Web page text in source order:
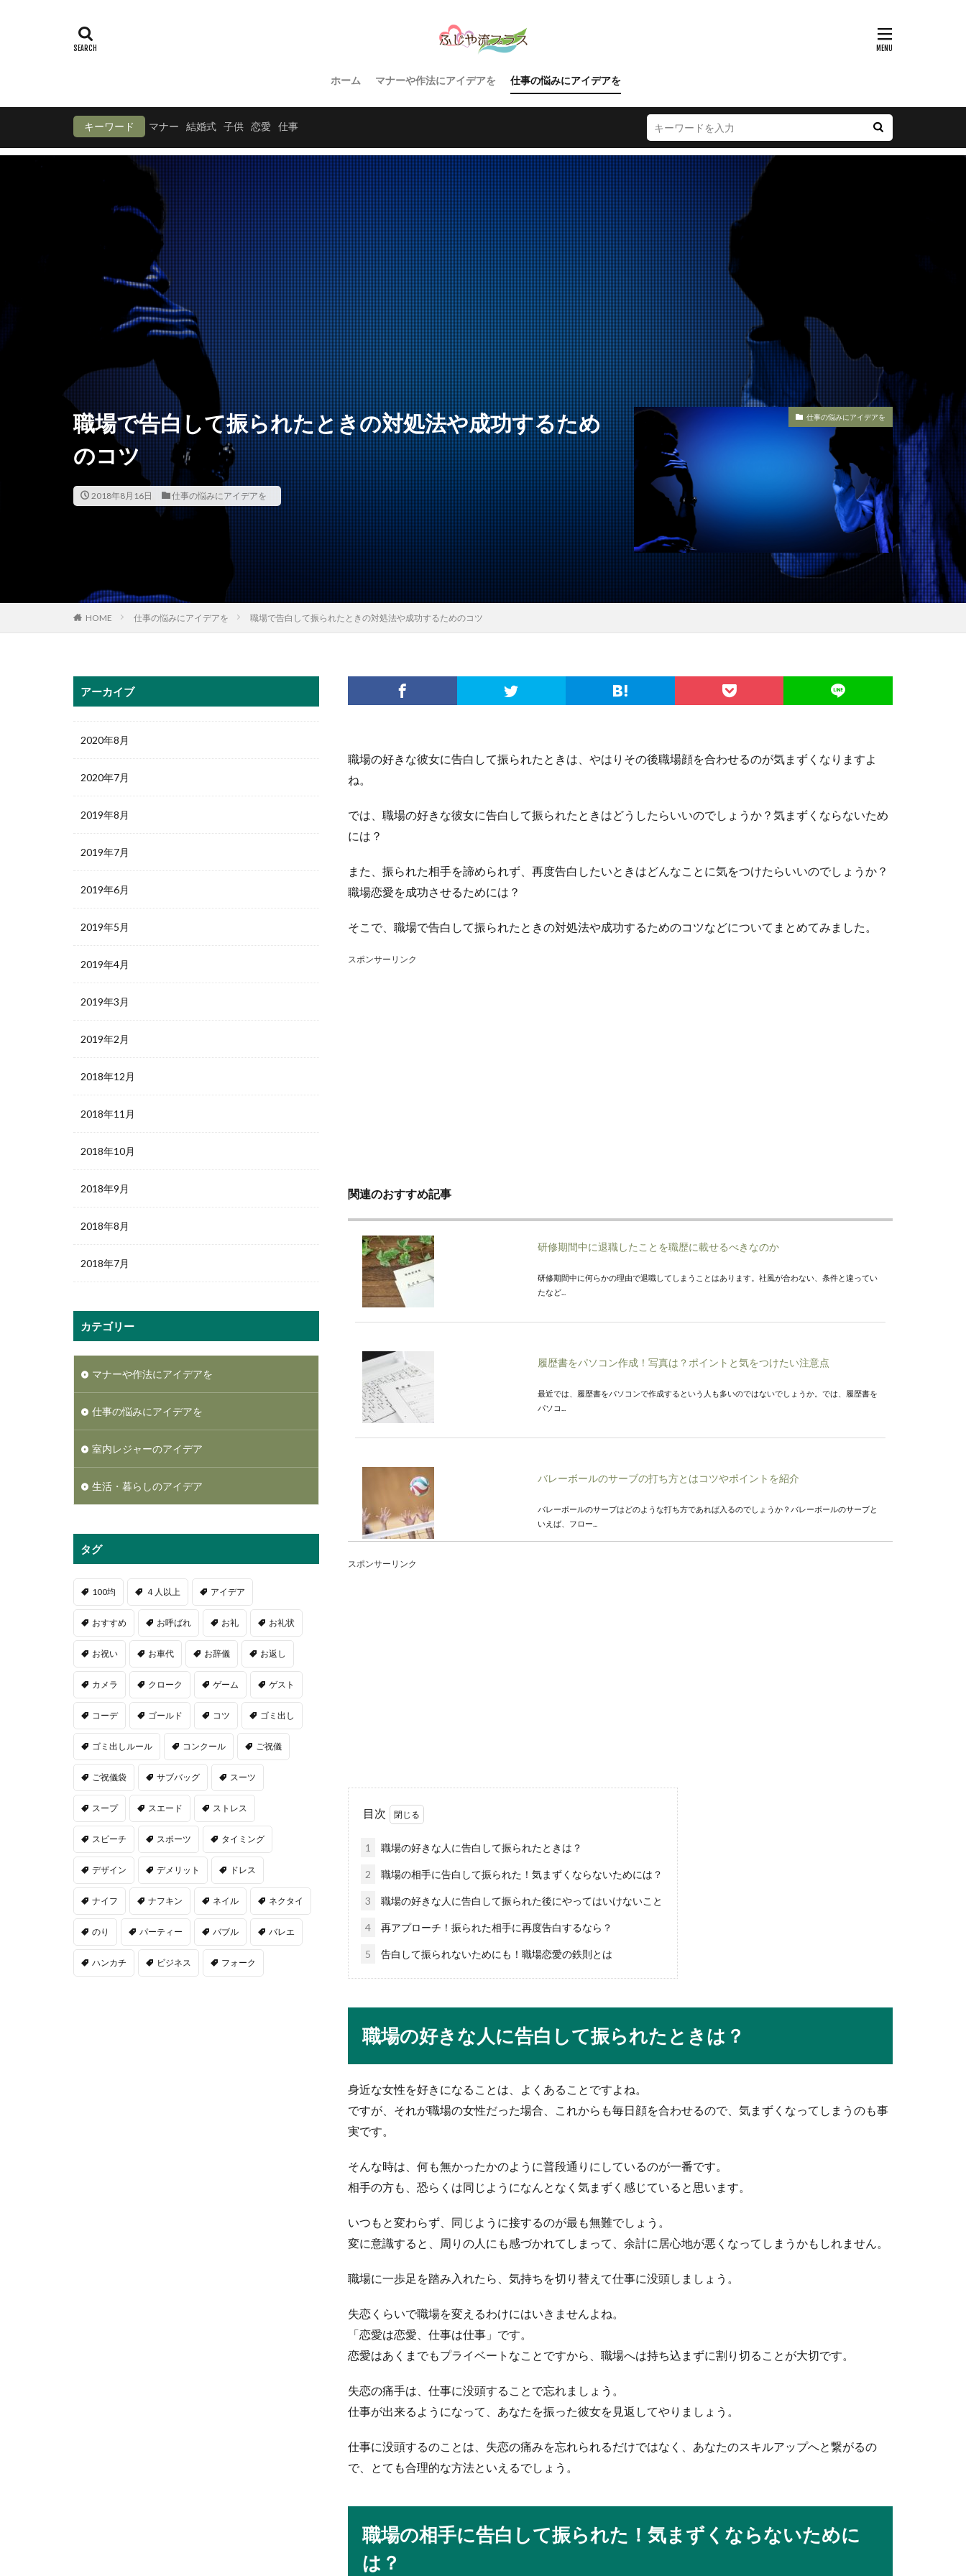
ホーム マナーや作法にアイデアを 仕事の悩みにアイデアを
キーワード マナー 結婚式 子供 恋愛 仕事
職場で告白して振られたときの対処法や成功するため
のコツ
2018年8月16日 仕事の悩みにアイデアを
仕事の悩みにアイデアを
HOME 仕事の悩みにアイデアを 職場で告白して振られたときの対処法や成功するためのコツ
職場の好きな彼女に告白して振られたときは、やはりその後職場顔を合わせるのが気まずくなりますよ
ね。
では、職場の好きな彼女に告白して振られたときはどうしたらいいのでしょうか？気まずくならないため
には？
また、振られた相手を諦められず、再度告白したいときはどんなことに気をつけたらいいのでしょうか？
職場恋愛を成功させるためには？
そこで、職場で告白して振られたときの対処法や成功するためのコツなどについてまとめてみました。
スポンサーリンク
関連のおすすめ記事
研修期間中に退職したことを職歴に載せるべきなのか
研修期間中に何らかの理由で退職してしまうことはあります。社風が合わない、条件と違ってい
たなど...
履歴書をパソコン作成！写真は？ポイントと気をつけたい注意点
最近では、履歴書をパソコンで作成するという人も多いのではないでしょうか。では、履歴書を
パソコ...
バレーボールのサーブの打ち方とはコツやポイントを紹介
バレーボールのサーブはどのような打ち方であれば入るのでしょうか？バレーボールのサーブと
いえば、フロー...
部活の合宿費用は侮れない、実施時期に合わせて計画的に貯めよう
子供が入った部活が合宿や遠征がとにかく多く、費用が掛かりすぎて家計を圧迫する、そういっ
たお悩みありま...
高校生向け！就職試験の面接の基本や気をつけたいこと
高校生が就職試験の面接を受けるときには、どんなことに気をつけたらいいのでしょうか？面接
空手の蹴りの基本である前蹴りが上達すると、自分の負けない得意技として有利な試合運びがで
野球のバッティンググローブには意味がある！その必要性を解説
ていますよね。...
No Image
【ソフトテニス初心者必見】フォアハンドの打点を見直そう
ソフトテニス初心者にとって、まずマスターしたいのはフォアハンドではないでしょうか。中で
バレークイックのタイミングは？トスとアタックの合せ方
する時...
スポンサーリンク
目次
1 職場の好きな人に告白して振られたときは？
2 職場の相手に告白して振られた！気まずくならないためには？
3 職場の好きな人に告白して振られた後にやってはいけないこと
4 再アプローチ！振られた相手に再度告白するなら？
5 告白して振られないためにも！職場恋愛の鉄則とは
職場の好きな人に告白して振られたときは？
身近な女性を好きになることは、よくあることですよね。
ですが、それが職場の女性だった場合、これからも毎日顔を合わせるので、気まずくなってしまうのも事
実です。
そんな時は、何も無かったかのように普段通りにしているのが一番です。
相手の方も、恐らくは同じようになんとなく気まずく感じていると思います。
いつもと変わらず、同じように接するのが最も無難でしょう。
変に意識すると、周りの人にも感づかれてしまって、余計に居心地が悪くなってしまうかもしれません。
職場に一歩足を踏み入れたら、気持ちを切り替えて仕事に没頭しましょう。
失恋くらいで職場を変えるわけにはいきませんよね。
「恋愛は恋愛、仕事は仕事」です。
恋愛はあくまでもプライベートなことですから、職場へは持ち込まずに割り切ることが大切です。
失恋の痛手は、仕事に没頭することで忘れましょう。
仕事が出来るようになって、あなたを振った彼女を見返してやりましょう。
仕事に没頭するのことは、失恋の痛みを忘れられるだけではなく、あなたのスキルアップへと繋がるの
で、とても合理的な方法といえるでしょう。
職場の相手に告白して振られた！気まずくならないために
は？
アーカイブ
2020年8月
2020年7月
2019年8月
2019年7月
2019年6月
2019年5月
2019年4月
2019年3月
2019年2月
2018年12月
2018年11月
2018年10月
2018年9月
2018年8月
2018年7月
カテゴリー
マナーや作法にアイデアを
仕事の悩みにアイデアを
室内レジャーのアイデア
生活・暮らしのアイデア
タグ
100均 ４人以上 アイデア
おすすめ お呼ばれ お礼 お礼状
お祝い お車代 お辞儀 お返し
カメラ クローク ゲーム ゲスト
コーデ ゴールド コツ ゴミ出し
ゴミ出しルール コンクール ご祝儀
ご祝儀袋 サブバッグ スーツ
スープ スエード ストレス
スピーチ スポーツ タイミング
デザイン デメリット ドレス
ナイフ ナフキン ネイル ネクタイ
のり パーティー バブル バレエ
ハンカチ ビジネス フォーク